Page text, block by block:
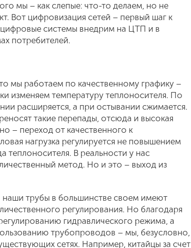
мы – как слепые: что-то делаем, но не
Вот цифровизация сетей – первый шаг к
системы внедрим на ЦТП и в
потребителей.
мы работаем по качественному графику –
изменяем температуру теплоносителя. По
расширяется, а при остывании сжимается.
такие перепады, отсюда и высокая
– переход от качественного к
нагрузка регулируется не повышением
теплоносителя. В реальности у нас
метод. Но и это – выход из
наши трубы в большинстве своем имеют
регулирования. Но благодаря
гидравлического режима, а
трубопроводов – мы, безусловно,
сетях. Например, китайцы за счет